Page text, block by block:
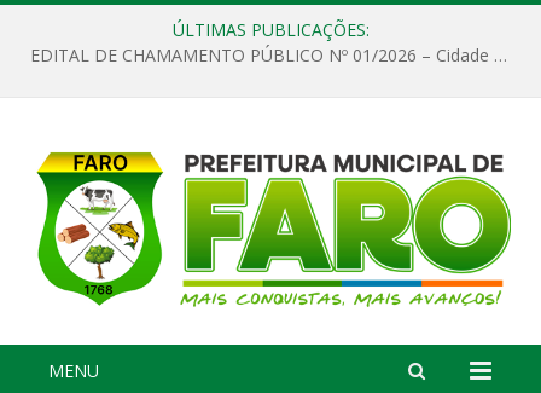
ÚLTIMAS PUBLICAÇÕES:
EDITAL DE CHAMAMENTO PÚBLICO Nº 01/2026 – Cidade de Faro
MENU